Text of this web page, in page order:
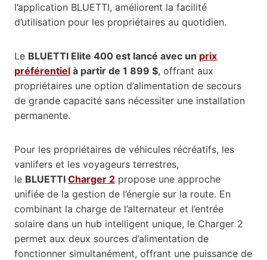
l’application BLUETTI, améliorent la facilité
d’utilisation pour les propriétaires au quotidien.
Le BLUETTI Elite 400 est lancé avec un prix
préférentiel à partir de 1 899 $, offrant aux
propriétaires une option d’alimentation de secours
de grande capacité sans nécessiter une installation
permanente.
Pour les propriétaires de véhicules récréatifs, les
vanlifers et les voyageurs terrestres,
le BLUETTI Charger 2 propose une approche
unifiée de la gestion de l’énergie sur la route. En
combinant la charge de l’alternateur et l’entrée
solaire dans un hub intelligent unique, le Charger 2
permet aux deux sources d’alimentation de
fonctionner simultanément, offrant une puissance de